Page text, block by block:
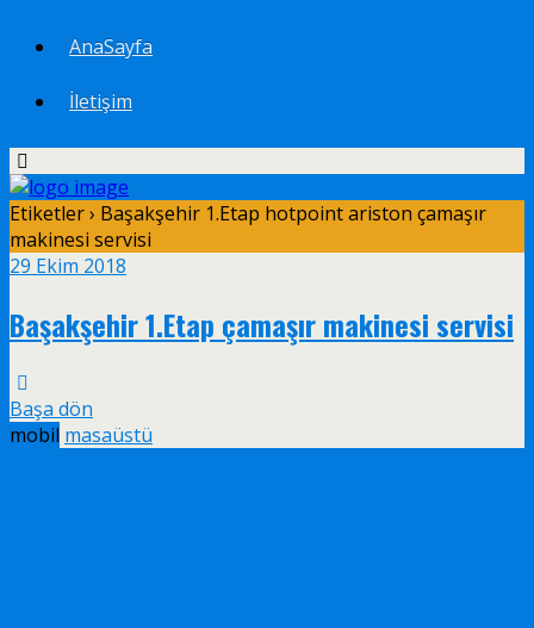
AnaSayfa
İletişim
Etiketler › Başakşehir 1.Etap hotpoint ariston çamaşır
makinesi servisi
29 Ekim 2018
Başakşehir 1.Etap çamaşır makinesi servisi
Başa dön
mobil masaüstü